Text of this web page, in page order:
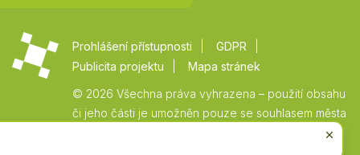
Prohlášení přístupnosti
GDPR
Publicita projektu
Mapa stránek
© 2026 Všechna práva vyhrazena – použití obsahu
či jeho části je umožněn pouze se souhlasem města